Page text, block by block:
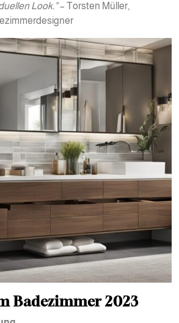
Look.”– Torsten Müller,
Badezimmer 2023